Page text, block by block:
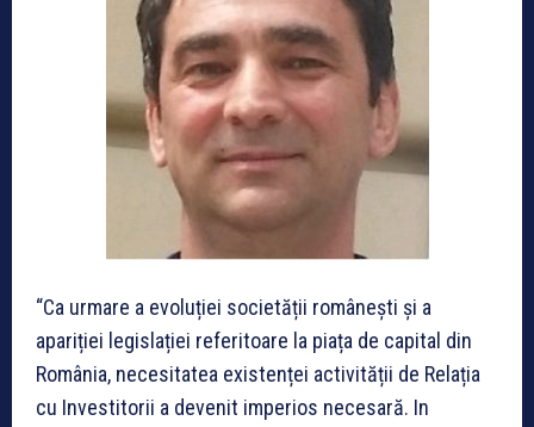
“Ca urmare a evoluției societății românești și a
apariției legislației referitoare la piața de capital din
România, necesitatea existenței activității de Relația
cu Investitorii a devenit imperios necesară. In